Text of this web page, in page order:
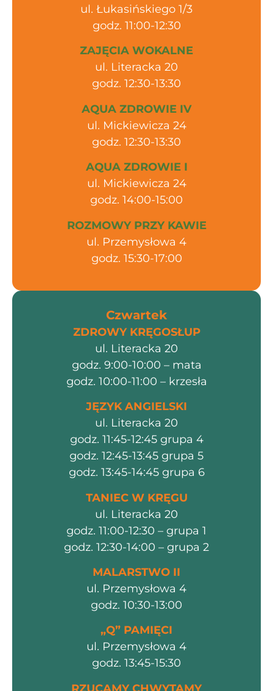
ul. Łukasińskiego 1/3
godz. 11:00-12:30
ZAJĘCIA WOKALNE
ul. Literacka 20
godz. 12:30-13:30
AQUA ZDROWIE IV
ul. Mickiewicza 24
godz. 12:30-13:30
AQUA ZDROWIE I
ul. Mickiewicza 24
godz. 14:00-15:00
ROZMOWY PRZY KAWIE
ul. Przemysłowa 4
godz. 15:30-17:00
Czwartek
ZDROWY KRĘGOSŁUP
ul. Literacka 20
godz. 9:00-10:00 – mata
godz. 10:00-11:00 – krzesła
JĘZYK ANGIELSKI
ul. Literacka 20
godz. 11:45-12:45 grupa 4
godz. 12:45-13:45 grupa 5
godz. 13:45-14:45 grupa 6
TANIEC W KRĘGU
ul. Literacka 20
godz. 11:00-12:30 – grupa 1
godz. 12:30-14:00 – grupa 2
MALARSTWO II
ul. Przemysłowa 4
godz. 10:30-13:00
„Q” PAMIĘCI
ul. Przemysłowa 4
godz. 13:45-15:30